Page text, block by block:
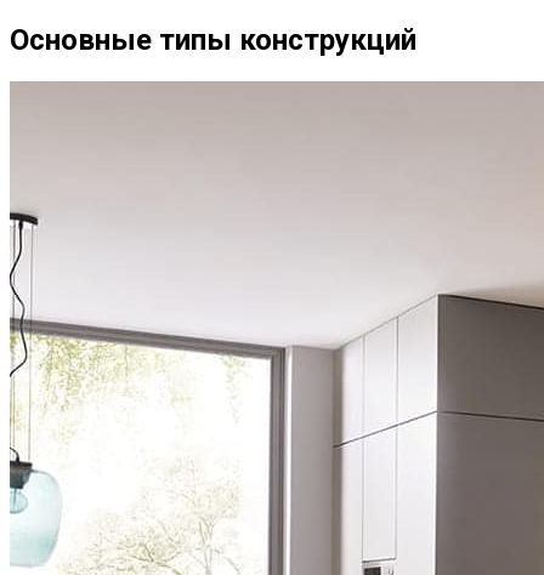
Основные типы конструкций